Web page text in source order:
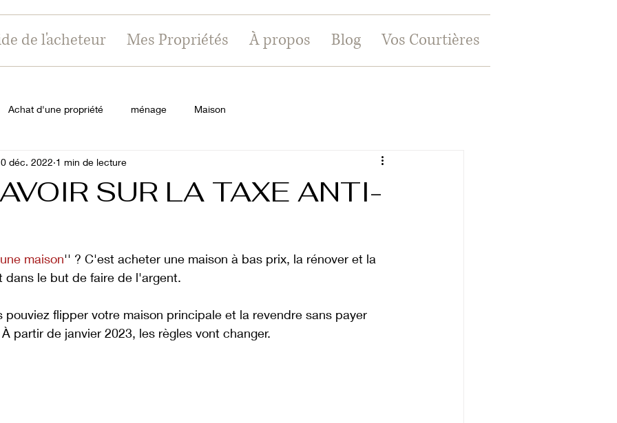
de l'acheteur Mes Propriétés À propos Blog Vos Courtières
Achat d'une propriété ménage Maison
SUR LA TAXE ANTI-
déc. 2022 1 min de lecture
maison'' ? C'est acheter une maison à bas prix, la rénover et la
dans le but de faire de l'argent.
pouviez flipper votre maison principale et la revendre sans payer
partir de janvier 2023, les règles vont changer.